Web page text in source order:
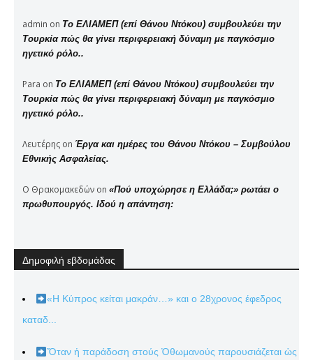
admin on Το ΕΛΙΑΜΕΠ (επί Θάνου Ντόκου) συμβουλεύει την
Τουρκία πώς θα γίνει περιφερειακή δύναμη με παγκόσμιο
ηγετικό ρόλο..
Para on Το ΕΛΙΑΜΕΠ (επί Θάνου Ντόκου) συμβουλεύει την
Τουρκία πώς θα γίνει περιφερειακή δύναμη με παγκόσμιο
ηγετικό ρόλο..
Λευτέρης on Έργα και ημέρες του Θάνου Ντόκου – Συμβούλου
Εθνικής Ασφαλείας.
Ο Θρακομακεδών on «Πού υποχώρησε η Ελλάδα;» ρωτάει ο
πρωθυπουργός. Ιδού η απάντηση:
Δημοφιλή εβδομάδας
«Η Κύπρος κείται μακράν…» και ο 28χρονος έφεδρος
καταδ...
Ὅταν ἡ παράδοση στούς Ὀθωμανούς παρουσιάζεται ὡς